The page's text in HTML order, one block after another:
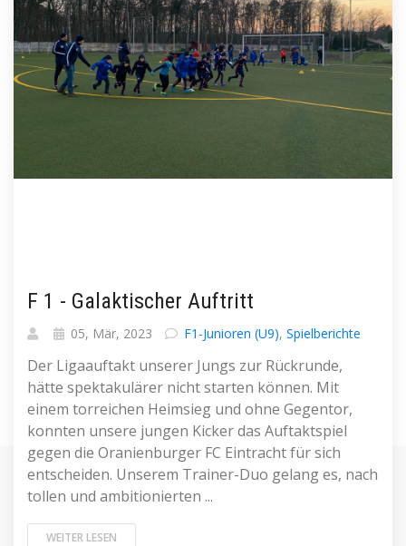
F 1 - Galaktischer Auftritt
05, Mär, 2023 F1-Junioren (U9), Spielberichte
Der Ligaauftakt unserer Jungs zur Rückrunde,
hätte spektakulärer nicht starten können. Mit
einem torreichen Heimsieg und ohne Gegentor,
konnten unsere jungen Kicker das Auftaktspiel
gegen die Oranienburger FC Eintracht für sich
entscheiden. Unserem Trainer-Duo gelang es, nach
tollen und ambitionierten ...
WEITER LESEN